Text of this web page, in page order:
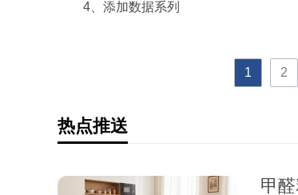
4、添加数据系列
1 2
热点推送
甲